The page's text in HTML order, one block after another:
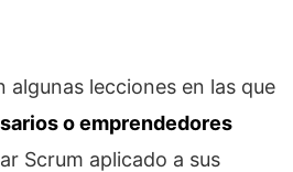
algunas lecciones en las que
o emprendedores
Scrum aplicado a sus